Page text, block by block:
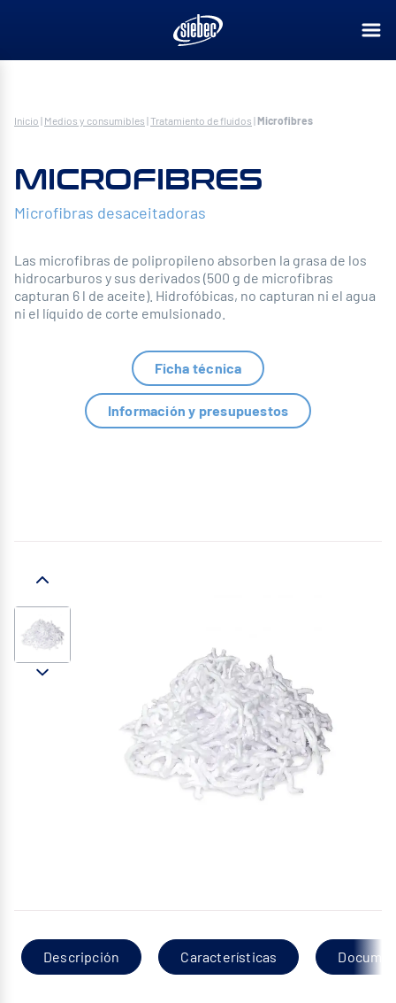
Inicio | Medios y consumibles |Tratamiento de fluidos |Microfibres
MICROFIBRES
Microfibras desaceitadoras
Las microfibras de polipropileno absorben la grasa de los
hidrocarburos y sus derivados (500 g de microfibras
capturan 6 l de aceite). Hidrofóbicas, no capturan ni el agua
ni el líquido de corte emulsionado.
Ficha técnica
Información y presupuestos
Descripción Características